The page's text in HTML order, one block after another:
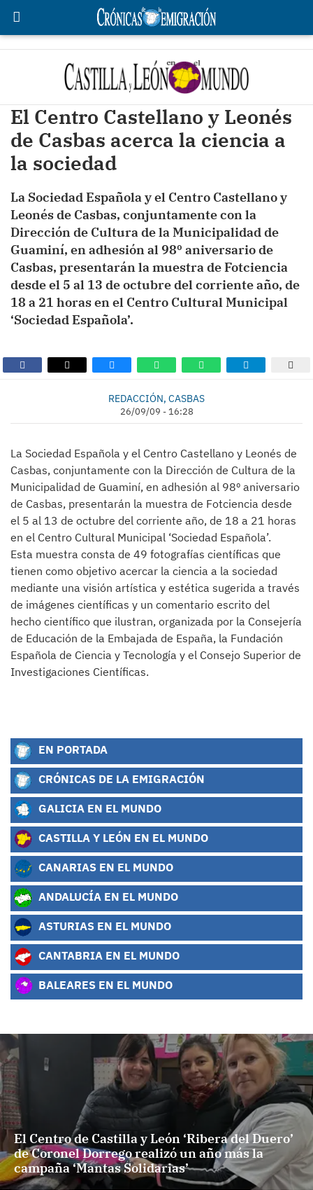
El Centro Castellano y Leonés
de Casbas acerca la ciencia a
la sociedad
La Sociedad Española y el Centro Castellano y
Leonés de Casbas, conjuntamente con la
Dirección de Cultura de la Municipalidad de
Guaminí, en adhesión al 98º aniversario de
Casbas, presentarán la muestra de Fotciencia
desde el 5 al 13 de octubre del corriente año, de
18 a 21 horas en el Centro Cultural Municipal
‘Sociedad Española’.
REDACCIÓN, CASBAS
26/09/09 - 16:28
La Sociedad Española y el Centro Castellano y Leonés de
Casbas, conjuntamente con la Dirección de Cultura de la
Municipalidad de Guaminí, en adhesión al 98º aniversario
de Casbas, presentarán la muestra de Fotciencia desde
el 5 al 13 de octubre del corriente año, de 18 a 21 horas
en el Centro Cultural Municipal ‘Sociedad Española’.
Esta muestra consta de 49 fotografías científicas que
tienen como objetivo acercar la ciencia a la sociedad
mediante una visión artística y estética sugerida a través
de imágenes científicas y un comentario escrito del
hecho científico que ilustran, organizada por la Consejería
de Educación de la Embajada de España, la Fundación
Española de Ciencia y Tecnología y el Consejo Superior de
Investigaciones Científicas.
EN PORTADA
CRÓNICAS DE LA EMIGRACIÓN
GALICIA EN EL MUNDO
CASTILLA Y LEÓN EN EL MUNDO
CANARIAS EN EL MUNDO
ANDALUCÍA EN EL MUNDO
ASTURIAS EN EL MUNDO
CANTABRIA EN EL MUNDO
BALEARES EN EL MUNDO
El Centro de Castilla y León ‘Ribera del Duero’
de Coronel Dorrego realizó un año más la
campaña ‘Mantas Solidarias’